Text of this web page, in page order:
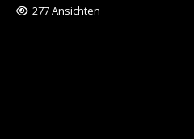
277 Ansichten